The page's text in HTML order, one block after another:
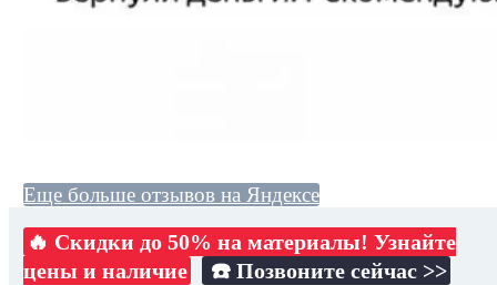
Еще больше отзывов на Яндексе
🔥 Скидки до 50% на материалы! Узнайте
цены и наличие
☎️ Позвоните сейчас >>